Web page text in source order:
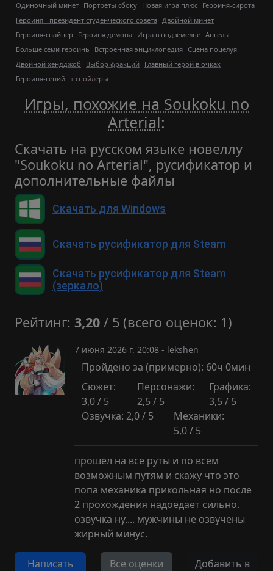
Одиночный минет Портреты сбоку Новая игра плюс Героиня-сирота
Героиня - президент студенческого совета Двойной минет
Героиня-снайпер
Героиня демона Игра в подземелье Ангелы
Больше семи героинь
Встроенная энциклопедия Сцена поцелуя
Двойной хендджоб
Выбор фракций Главный герой в очках
Героиня-гений + спойлеры
Игры, похожие на Soukoku no
Arterial:
Скачать на русском языке новеллу
"Soukoku no Arterial", русификатор и
дополнительные файлы
Скачать для Windows
Скачать русификатор для Steam
Скачать русификатор для Steam
(зеркало)
Рейтинг: 3,20 / 5 (всего оценок: 1)
7 июня 2026 г. 20:08 - lekshen
Пройдено за (примерно): 60ч 0мин
Сюжет:
3,0 / 5
Персонажи:
2,5 / 5
Графика:
3,5 / 5
Озвучка: 2,0 / 5
Механики:
5,0 / 5
прошёл на все руты и по всем
возможным путям и скажу что это
попа механика прикольная но после
2 прохождения надоедает сильно.
озвучка ну.... мужчины не озвучены
жирный минус.
Написать
Все оценки
Добавить в